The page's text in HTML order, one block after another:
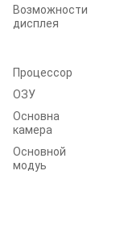
Возможности
дисплея
Процессор
ОЗУ
Основна
камера
Основной
модуь